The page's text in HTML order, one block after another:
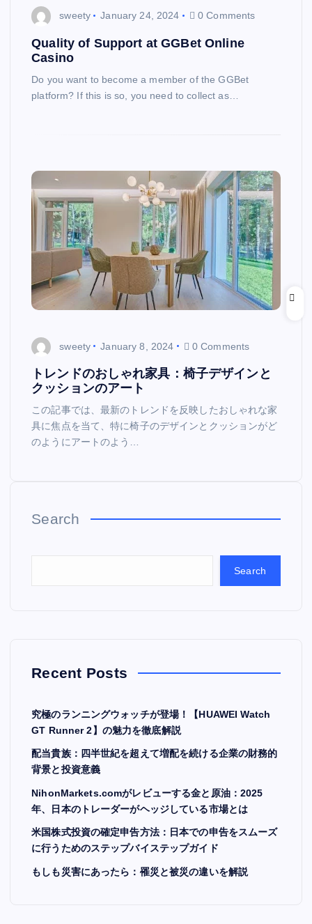
sweety January 24, 2024 0 Comments
Quality of Support at GGBet Online
Casino
Do you want to become a member of the GGBet
platform? If this is so, you need to collect as…
sweety January 8, 2024 0 Comments
トレンドのおしゃれ家具：椅子デザインと
クッションのアート
この記事では、最新のトレンドを反映したおしゃれな家
具に焦点を当て、特に椅子のデザインとクッションがど
のようにアートのよう…
Search
Search
Recent Posts
究極のランニングウォッチが登場！【HUAWEI Watch
GT Runner 2】の魅力を徹底解説
配当貴族：四半世紀を超えて増配を続ける企業の財務的
背景と投資意義
NihonMarkets.comがレビューする金と原油：2025
年、日本のトレーダーがヘッジしている市場とは
米国株式投資の確定申告方法：日本での申告をスムーズ
に行うためのステップバイステップガイド
もしも災害にあったら：罹災と被災の違いを解説